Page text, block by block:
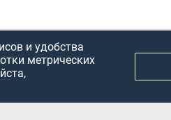
и удобства
метрических